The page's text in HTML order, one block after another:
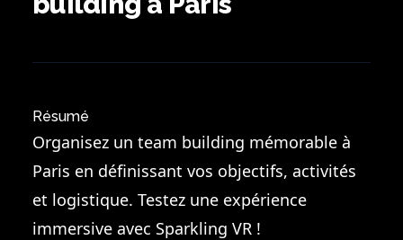
Résumé
Organisez un team building mémorable à
Paris en définissant vos objectifs, activités
et logistique. Testez une expérience
immersive avec Sparkling VR !